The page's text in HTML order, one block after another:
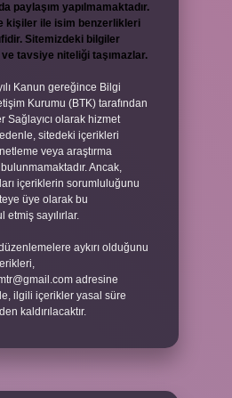
paylaşım yapılmamaktadır.
kişiler ile isim benzerlikleri
Sitemizdeki bilgiler
tavsiye niteliği taşımazlar.
Kanun gereğince Bilgi
Kurumu (BTK) tarafından
Sağlayıcı olarak hizmet
sitedeki içerikleri
veya araştırma
Ancak,
içeriklerin sorumluluğunu
üye olarak bu
sayılırlar.
aykırı olduğunu
adresine
ilgili içerikler yasal süre
kaldırılacaktır.